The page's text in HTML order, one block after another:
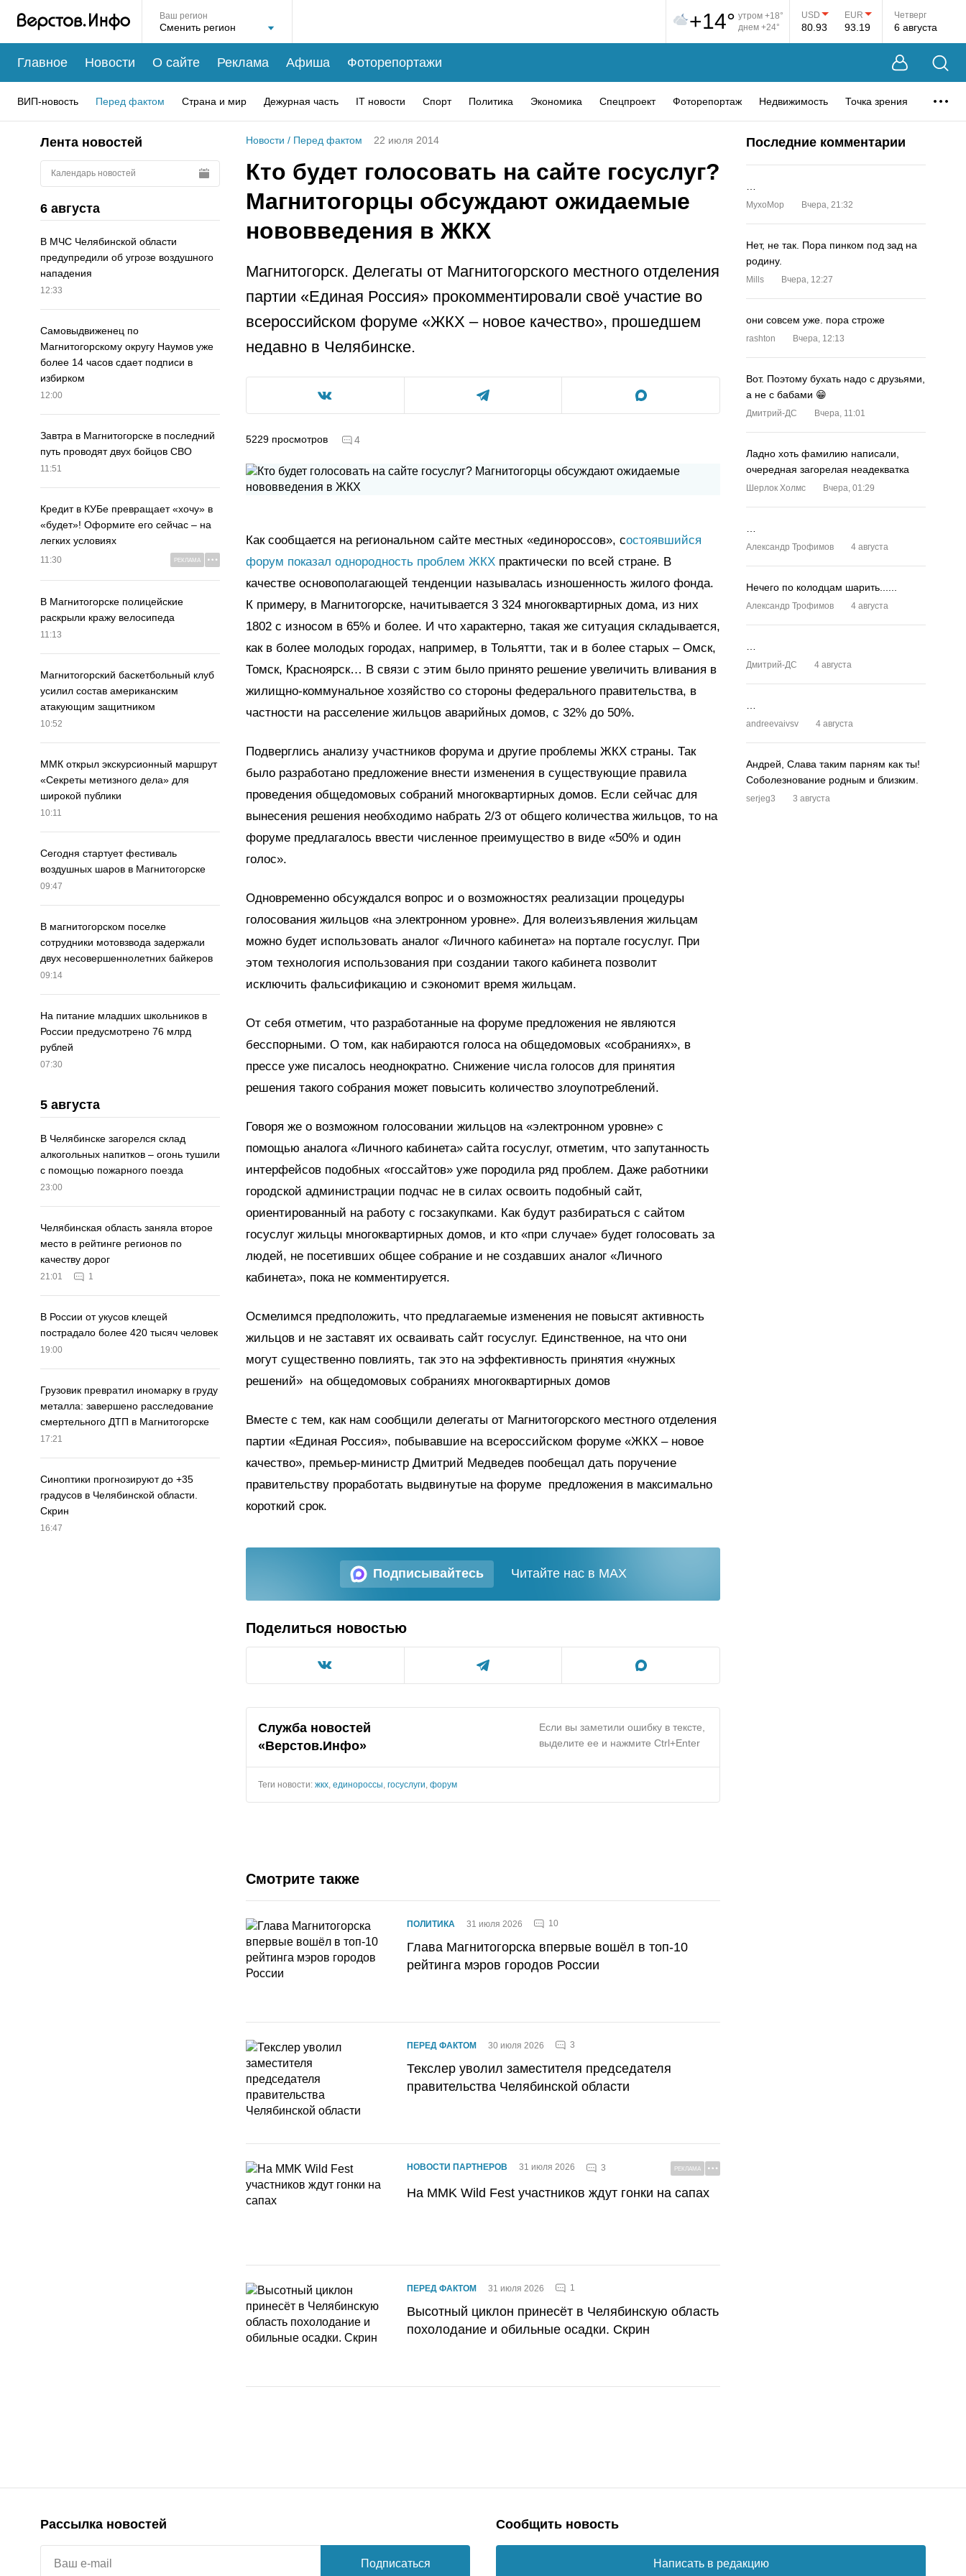
Ваш регион +14° утром +18°
днем +24°
USD
80.93
EUR
93.19
Четверг
6 августа
Главное Новости О сайте Реклама Афиша Фоторепортажи
ВИП-новость Перед фактом Страна и мир Дежурная часть IT новости Спорт Политика Экономика Спецпроект Фоторепортаж Недвижимость Точка зрения
Лента новостей
Календарь новостей
6 августа
В МЧС Челябинской области
предупредили об угрозе воздушного
нападения
12:33
Самовыдвиженец по
Магнитогорскому округу Наумов уже
более 14 часов сдает подписи в
избирком
12:00
Завтра в Магнитогорске в последний
путь проводят двух бойцов СВО
11:51
Кредит в КУБе превращает «хочу» в
«будет»! Оформите его сейчас – на
легких условиях
11:30 РЕКЛАМА
В Магнитогорске полицейские
раскрыли кражу велосипеда
11:13
Магнитогорский баскетбольный клуб
усилил состав американским
атакующим защитником
10:52
ММК открыл экскурсионный маршрут
«Секреты метизного дела» для
широкой публики
10:11
Сегодня стартует фестиваль
воздушных шаров в Магнитогорске
09:47
В магнитогорском поселке
сотрудники мотовзвода задержали
двух несовершеннолетних байкеров
09:14
На питание младших школьников в
России предусмотрено 76 млрд
рублей
07:30
5 августа
В Челябинске загорелся склад
алкогольных напитков – огонь тушили
с помощью пожарного поезда
23:00
Челябинская область заняла второе
место в рейтинге регионов по
качеству дорог
21:01 1
В России от укусов клещей
пострадало более 420 тысяч человек
19:00
Грузовик превратил иномарку в груду
металла: завершено расследование
смертельного ДТП в Магнитогорске
17:21
Синоптики прогнозируют до +35
градусов в Челябинской области.
Скрин
16:47
Новости / Перед фактом 22 июля 2014
Кто будет голосовать на сайте госуслуг?
Магнитогорцы обсуждают ожидаемые
нововведения в ЖКХ
Магнитогорск. Делегаты от Магнитогорского местного отделения
партии «Единая Россия» прокомментировали своё участие во
всероссийском форуме «ЖКХ – новое качество», прошедшем
недавно в Челябинске.
5229 просмотров 4
Как сообщается на региональном сайте местных «единороссов», состоявшийся
форум показал однородность проблем ЖКХ практически по всей стране. В
качестве основополагающей тенденции называлась изношенность жилого фонда.
К примеру, в Магнитогорске, начитывается 3 324 многоквартирных дома, из них
1802 с износом в 65% и более. И что характерно, такая же ситуация складывается,
как в более молодых городах, например, в Тольятти, так и в более старых – Омск,
Томск, Красноярск… В связи с этим было принято решение увеличить вливания в
жилищно-коммунальное хозяйство со стороны федерального правительства, в
частности на расселение жильцов аварийных домов, с 32% до 50%.
Подверглись анализу участников форума и другие проблемы ЖКХ страны. Так
было разработано предложение внести изменения в существующие правила
проведения общедомовых собраний многоквартирных домов. Если сейчас для
вынесения решения необходимо набрать 2/3 от общего количества жильцов, то на
форуме предлагалось ввести численное преимущество в виде «50% и один
голос».
Одновременно обсуждался вопрос и о возможностях реализации процедуры
голосования жильцов «на электронном уровне». Для волеизъявления жильцам
можно будет использовать аналог «Личного кабинета» на портале госуслуг. При
этом технология использования при создании такого кабинета позволит
исключить фальсификацию и сэкономит время жильцам.
От себя отметим, что разработанные на форуме предложения не являются
бесспорными. О том, как набираются голоса на общедомовых «собраниях», в
прессе уже писалось неоднократно. Снижение числа голосов для принятия
решения такого собрания может повысить количество злоупотреблений.
Говоря же о возможном голосовании жильцов на «электронном уровне» с
помощью аналога «Личного кабинета» сайта госуслуг, отметим, что запутанность
интерфейсов подобных «госсайтов» уже породила ряд проблем. Даже работники
городской администрации подчас не в силах освоить подобный сайт,
ориентированный на работу с госзакупками. Как будут разбираться с сайтом
госуслуг жильцы многоквартирных домов, и кто «при случае» будет голосовать за
людей, не посетивших общее собрание и не создавших аналог «Личного
кабинета», пока не комментируется.
Осмелимся предположить, что предлагаемые изменения не повысят активность
жильцов и не заставят их осваивать сайт госуслуг. Единственное, на что они
могут существенно повлиять, так это на эффективность принятия «нужных
решений» на общедомовых собраниях многоквартирных домов
Вместе с тем, как нам сообщили делегаты от Магнитогорского местного отделения
партии «Единая Россия», побывавшие на всероссийском форуме «ЖКХ – новое
качество», премьер-министр Дмитрий Медведев пообещал дать поручение
правительству проработать выдвинутые на форуме предложения в максимально
короткий срок.
Подписывайтесь Читайте нас в MAX
Поделиться новостью
Служба новостей
«Верстов.Инфо»
Если вы заметили ошибку в тексте,
выделите ее и нажмите Ctrl+Enter
Теги новости: жкх единороссы госуслуги форум
Смотрите также
ПОЛИТИКА 31 июля 2026 10
Глава Магнитогорска впервые вошёл в топ-10
рейтинга мэров городов России
ПЕРЕД ФАКТОМ 30 июля 2026 3
Текслер уволил заместителя председателя
правительства Челябинской области
НОВОСТИ ПАРТНЕРОВ 31 июля 2026 3 РЕКЛАМА
На MMK Wild Fest участников ждут гонки на сапах
ПЕРЕД ФАКТОМ 31 июля 2026 1
Высотный циклон принесёт в Челябинскую область
похолодание и обильные осадки. Скрин
Последние комментарии
MyxoMop Вчера, 21:32
Нет, не так. Пора пинком под зад на
родину.
Mills Вчера, 12:27
они совсем уже. пора строже
rashton Вчера, 12:13
Вот. Поэтому бухать надо с друзьями,
а не с бабами 😁
Дмитрий-ДС Вчера, 11:01
Ладно хоть фамилию написали,
очередная загорелая неадекватка
Шерлок Холмс Вчера, 01:29
Александр Трофимов 4 августа
Нечего по колодцам шарить......
Александр Трофимов 4 августа
Дмитрий-ДС 4 августа
andreevaivsv 4 августа
Андрей, Слава таким парням как ты!
Соболезнование родным и близким.
serjeg3 3 августа
Рассылка новостей
Подписаться
Сообщить новость
Написать в редакцию